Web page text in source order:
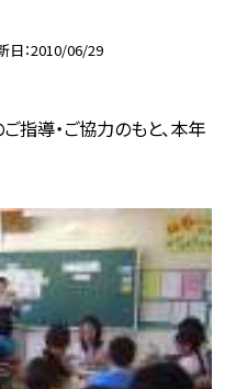
日 2010/06/29
ご指導・ご協力のもと、本年